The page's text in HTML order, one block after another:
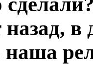
в
наша